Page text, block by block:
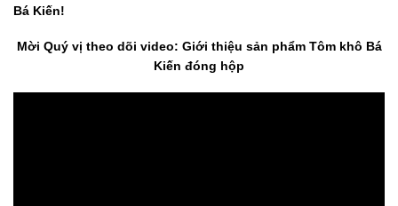
Bá Kiến!
Mời Quý vị theo dõi video: Giới thiệu sản phẩm Tôm khô Bá
Kiến đóng hộp